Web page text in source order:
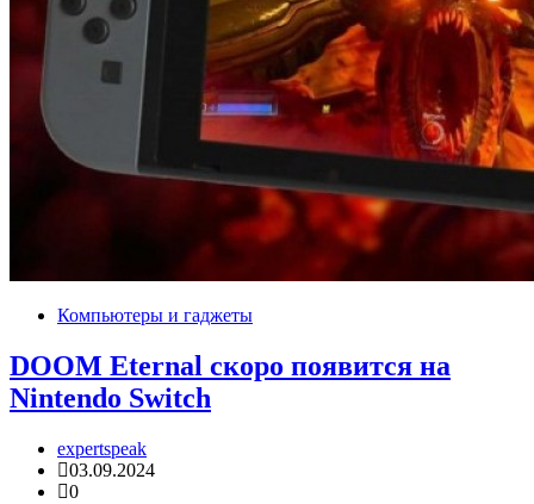
Компьютеры и гаджеты
DOOM Eternal скоро появится на
Nintendo Switch
expertspeak
03.09.2024
0